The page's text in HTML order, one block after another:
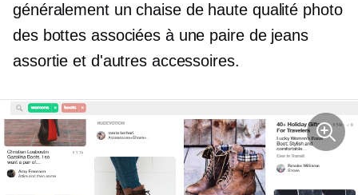
généralement unchaise de haute qualité photo
des bottes associées à une paire de jeans
assortie et d'autres accessoires.